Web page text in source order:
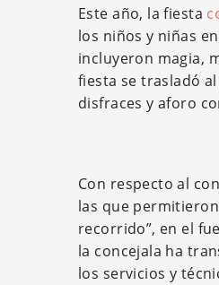
Este año, la fiesta
los niños y niñas
incluyeron magia,
fiesta se trasladó
disfraces y aforo
Con respecto al
las que
recorrido”, en el
la concejala ha
los servicios y